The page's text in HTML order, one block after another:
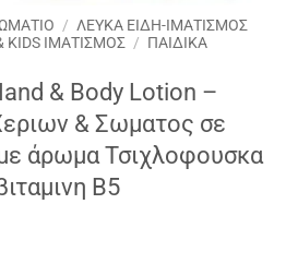
/ ΛΕΥΚΑ ΕΙΔΗ-ΙΜΑΤΙΣΜΟΣ
KIDS ΙΜΑΤΙΣΜΟΣ / ΠΑΙΔΙΚΑ
& Βody Lotion –
& Σωματος σε
άρωμα Τσιχλοφουσκα
Β5